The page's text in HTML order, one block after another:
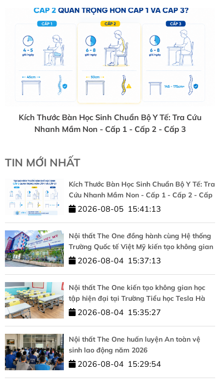
Kích Thước Bàn Học Sinh Chuẩn Bộ Y Tế: Tra Cứu
Nhanh Mầm Non - Cấp 1 - Cấp 2 - Cấp 3
TIN MỚI NHẤT
Kích Thước Bàn Học Sinh Chuẩn Bộ Y Tế: Tra
Cứu Nhanh Mầm Non - Cấp 1 - Cấp 2 - Cấp
3
2026-08-05 15:41:13
Nội thất The One đồng hành cùng Hệ thống
Trường Quốc tế Việt Mỹ kiến tạo không gian
học tập chuẩn quốc tế
2026-08-04 15:37:13
Nội thất The One kiến tạo không gian học
tập hiện đại tại Trường Tiểu học Tesla Hà
Nội2026-08-04 15:35:27
Nội thất The One huấn luyện An toàn vệ
sinh lao động năm 2026
2026-08-04 15:29:54